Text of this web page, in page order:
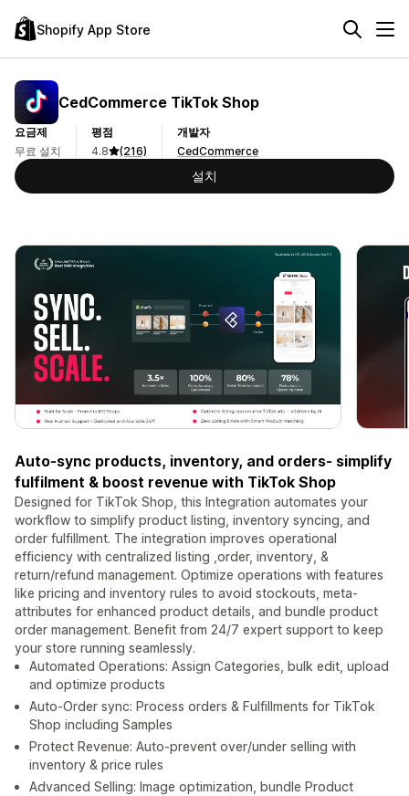
Shopify App Store
CedCommerce TikTok Shop
요금제
무료 설치
평점
4.8
(216)
개발자
CedCommerce
설치
Auto-sync products, inventory, and orders- simplify
fulfilment & boost revenue with TikTok Shop
Designed for TikTok Shop, this Integration automates your
workflow to simplify product listing, inventory syncing, and
order fulfillment. The integration improves operational
efficiency with centralized listing ,order, inventory, &
return/refund management. Optimize operations with features
like pricing and inventory rules to avoid stockouts, meta-
attributes for enhanced product details, and bundle product
order management. Benefit from 24/7 expert support to keep
your store running seamlessly.
Automated Operations: Assign Categories, bulk edit, upload
and optimize products
Auto-Order sync: Process orders & Fulfillments for TikTok
Shop including Samples
Protect Revenue: Auto-prevent over/under selling with
inventory & price rules
Advanced Selling: Image optimization, bundle Product